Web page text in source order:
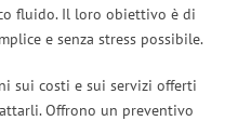
fluido. Il loro obiettivo è di
e senza stress possibile.
sui costi e sui servizi offerti
Offrono un preventivo